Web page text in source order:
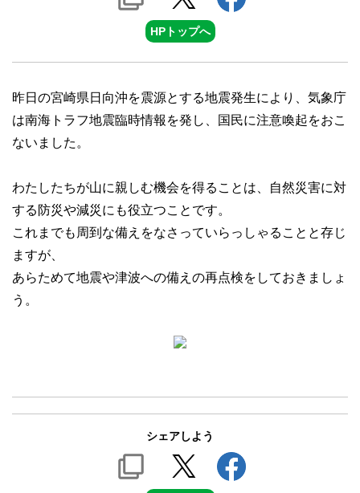
HPトップへ
昨日の宮崎県日向沖を震源とする地震発生により、気象庁
は南海トラフ地震臨時情報を発し、国民に注意喚起をおこ
ないました。
わたしたちが山に親しむ機会を得ることは、自然災害に対
する防災や減災にも役立つことです。
これまでも周到な備えをなさっていらっしゃることと存じ
ますが、
あらためて地震や津波への備えの再点検をしておきましょ
う。
シェアしよう